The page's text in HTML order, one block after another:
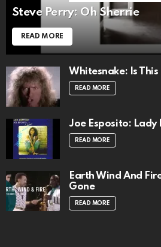
Steve Perry: Oh Sherrie
READ MORE
Whitesnake: Is This
READ MORE
Joe Esposito: Lady
READ MORE
Earth Wind And
Gone
READ MORE